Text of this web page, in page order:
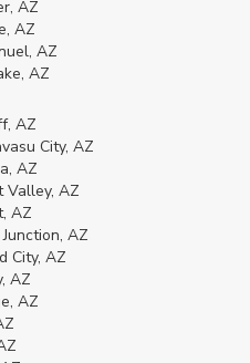
AZ
AZ
AZ
AZ
AZ
City, AZ
AZ
Valley, AZ
AZ
AZ
City, AZ
AZ
AZ